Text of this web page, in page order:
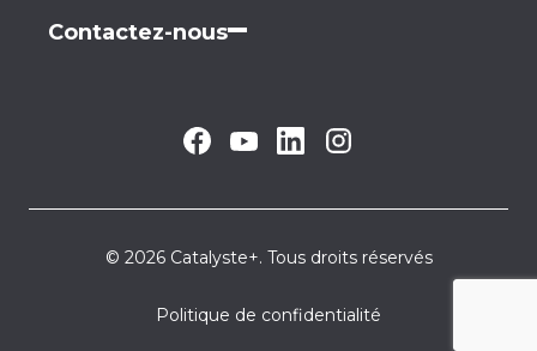
Contactez-nous
© 2026 Catalyste+. Tous droits réservés
Politique de confidentialité